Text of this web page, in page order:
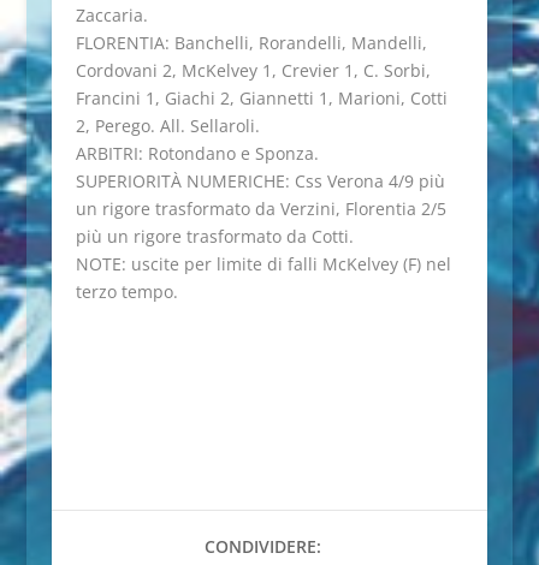
Zaccaria.
FLORENTIA: Banchelli, Rorandelli, Mandelli,
Cordovani 2, McKelvey 1, Crevier 1, C. Sorbi,
Francini 1, Giachi 2, Giannetti 1, Marioni, Cotti
2, Perego. All. Sellaroli.
ARBITRI: Rotondano e Sponza.
SUPERIORITÀ NUMERICHE: Css Verona 4/9 più
un rigore trasformato da Verzini, Florentia 2/5
più un rigore trasformato da Cotti.
NOTE: uscite per limite di falli McKelvey (F) nel
terzo tempo.
CONDIVIDERE: